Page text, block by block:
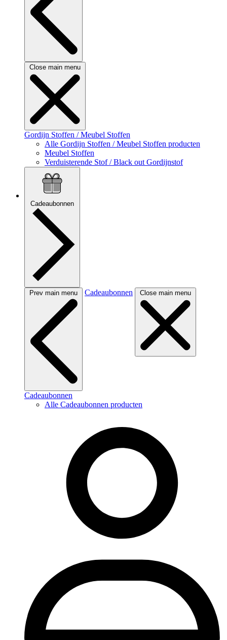
Close main menu
Gordijn Stoffen / Meubel Stoffen
Alle Gordijn Stoffen / Meubel Stoffen producten
Meubel Stoffen
Verduisterende Stof / Black out Gordijnstof
Cadeaubonnen
Prev main menu Cadeaubonnen Close main menu
Cadeaubonnen
Alle Cadeaubonnen producten